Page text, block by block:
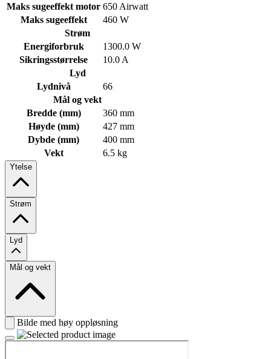
Maks sugeeffekt motor 650 Airwatt
Maks sugeeffekt
460 W
Strøm
Energiforbruk
1300.0 W
Sikringsstørrelse
10.0 A
Lyd
Lydnivå
66
Mål og vekt
Bredde (mm)
360 mm
Høyde (mm)
427 mm
Dybde (mm)
400 mm
Vekt
6.5 kg
Ytelse
Strøm
Lyd
Mål og vekt
Bilde med høy oppløsning